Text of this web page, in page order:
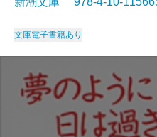
文庫電子書籍あり